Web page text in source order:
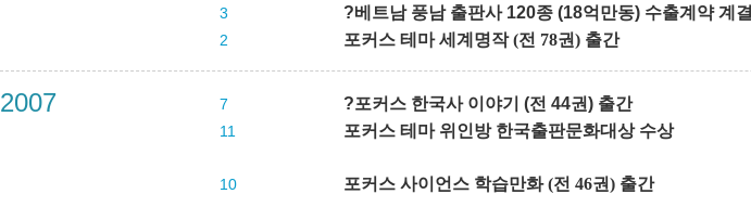
3 ?베트남 풍남 출판사 120종 (18억만동) 수출계약 계결
2 포커스 테마 세계명작 (전 78권) 출간
2007 7 ?포커스 한국사 이야기 (전 44권) 출간
11 포커스 테마 위인방 한국출판문화대상 수상
10 포커스 사이언스 학습만화 (전 46권) 출간